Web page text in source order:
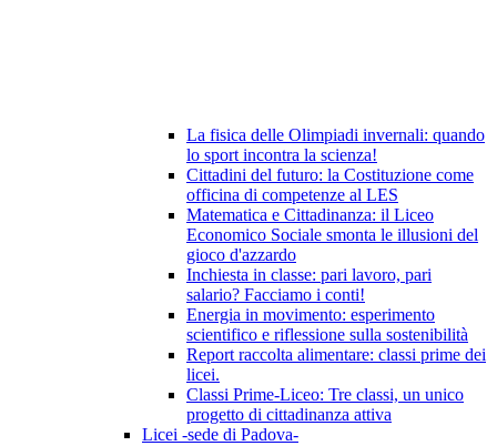
La fisica delle Olimpiadi invernali: quando
lo sport incontra la scienza!
Cittadini del futuro: la Costituzione come
officina di competenze al LES
Matematica e Cittadinanza: il Liceo
Economico Sociale smonta le illusioni del
gioco d'azzardo
Inchiesta in classe: pari lavoro, pari
salario? Facciamo i conti!
Energia in movimento: esperimento
scientifico e riflessione sulla sostenibilità
Report raccolta alimentare: classi prime dei
licei.
Classi Prime-Liceo: Tre classi, un unico
progetto di cittadinanza attiva
Licei -sede di Padova-